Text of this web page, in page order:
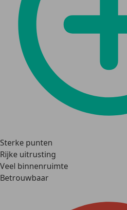
Sterke punten
Rijke uitrusting
Veel binnenruimte
Betrouwbaar